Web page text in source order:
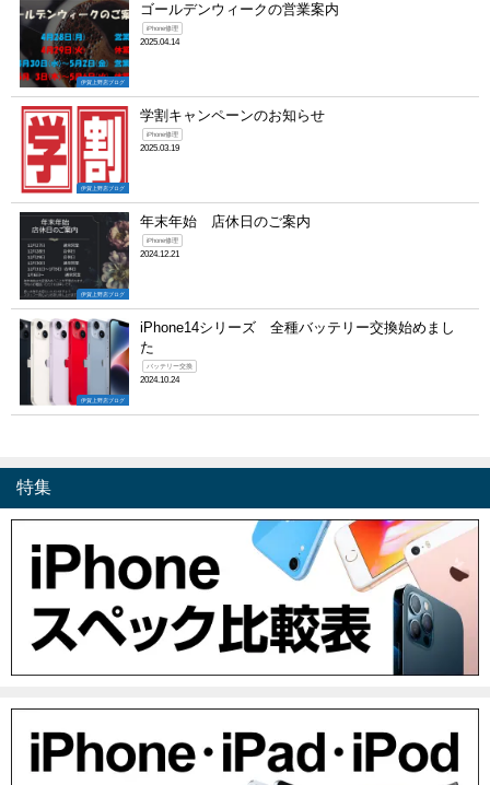
伊賀上野店ブログ
ゴールデンウィークの営業案内
iPhone修理
2025.04.14
伊賀上野店ブログ
学割キャンペーンのお知らせ
iPhone修理
2025.03.19
伊賀上野店ブログ
年末年始 店休日のご案内
iPhone修理
2024.12.21
伊賀上野店ブログ
iPhone14シリーズ 全種バッテリー交換始めまし
た
バッテリー交換
2024.10.24
特集